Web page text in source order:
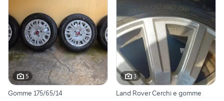
5
Gomme 175/65/14
3
Land Rover Cerchi e gomme